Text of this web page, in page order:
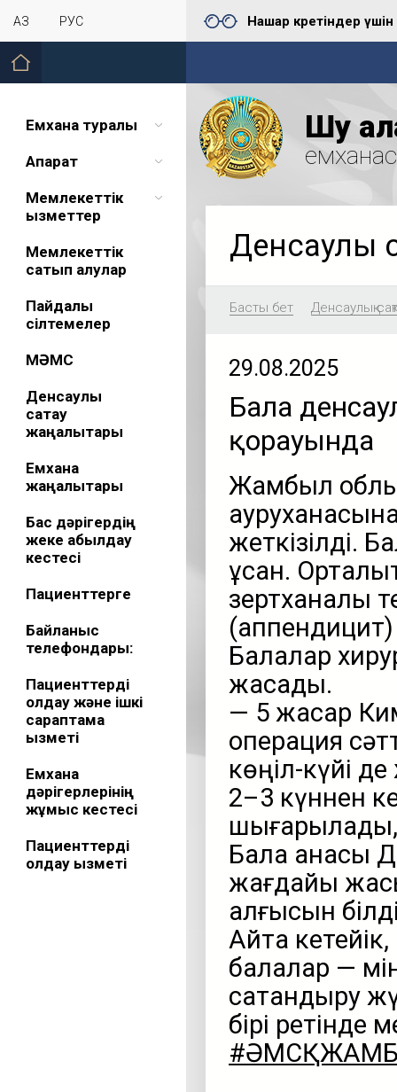
ҚАЗ РУС Нашар көретіндер үшін
Емхана туралы
Ақпарат
Мемлекеттік
қызметтер
Мемлекеттік
сатып алулар
Пайдалы
сілтемелер
МӘМС
Денсаулық
сақтау
жаңалықтары
Емхана
жаңалықтары
Бас дәрігердің
жеке қабылдау
кестесі
Пациенттерге
Байланыс
телефондары:
Пациенттерді
қолдау және ішкі
сараптама
қызметі
Емхана
дәрігерлерінің
жұмыс кестесі
Пациенттерді
қолдау қызметі
Шу
Денсаулық
Басты бет Денсаулық
29.08.2025
Бала
қорғауында
Жамбыл
жеткізілді.
құсқан.
зертханалық
(аппендицит)
Балалар
жасады.
— 5 жасар
операция
көңіл-күйі
2–3 күннен
шығарылады,
Бала анасы
жағдайы
алғысын
Айта кетейік,
балалар —
сақтандыру
бірі ретінде